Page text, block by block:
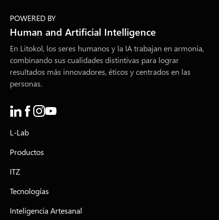
POWERED BY
Human and Artificial Intelligence
En Litokol, los seres humanos y la IA trabajan en armonía,
combinando sus cualidades distintivas para lograr
resultados más innovadores, éticos y centrados en las
personas.
L-Lab
Productos
ITZ
Tecnologías
Inteligencia Artesanal